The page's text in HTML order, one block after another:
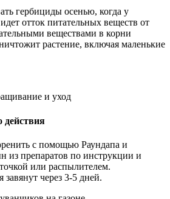
гербициды осенью, когда у
отток питательных веществ от
веществами в корни
растение, включая маленькие
и уход
действия
с помощью Раундапа и
из препаратов по инструкции и
или распылителем.
через 3-5 дней.